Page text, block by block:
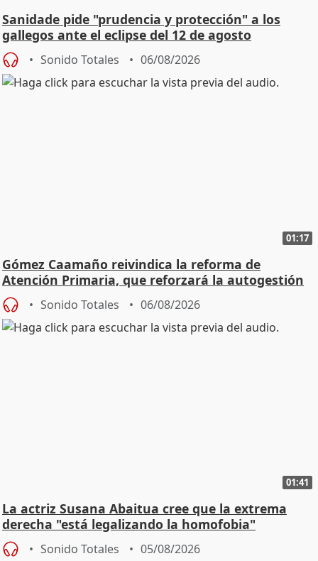
Sanidade pide "prudencia y protección" a los
gallegos ante el eclipse del 12 de agosto
Sonido Totales 06/08/2026
01:17
Gómez Caamaño reivindica la reforma de
Atención Primaria, que reforzará la autogestión
Sonido Totales 06/08/2026
01:41
La actriz Susana Abaitua cree que la extrema
derecha "está legalizando la homofobia"
Sonido Totales 05/08/2026